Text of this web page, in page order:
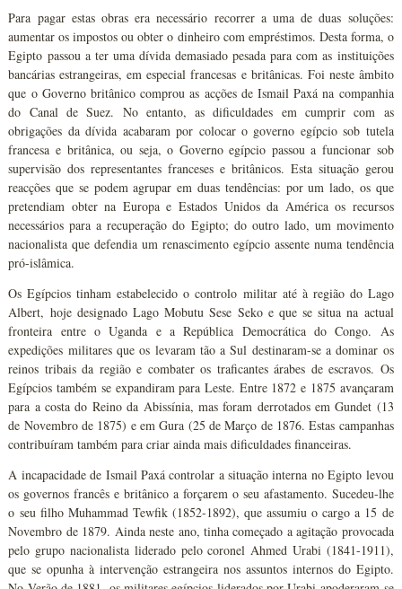
Para pagar estas obras era necessário recorrer a uma de duas soluções:
aumentar os impostos ou obter o dinheiro com empréstimos. Desta forma, o
Egipto passou a ter uma dívida demasiado pesada para com as instituições
bancárias estrangeiras, em especial francesas e britânicas. Foi neste âmbito
que o Governo britânico comprou as acções de Ismail Paxá na companhia
do Canal de Suez. No entanto, as dificuldades em cumprir com as
obrigações da dívida acabaram por colocar o governo egípcio sob tutela
francesa e britânica, ou seja, o Governo egípcio passou a funcionar sob
supervisão dos representantes franceses e britânicos. Esta situação gerou
reacções que se podem agrupar em duas tendências: por um lado, os que
pretendiam obter na Europa e Estados Unidos da América os recursos
necessários para a recuperação do Egipto; do outro lado, um movimento
nacionalista que defendia um renascimento egípcio assente numa tendência
pró-islâmica.
Os Egípcios tinham estabelecido o controlo militar até à região do Lago
Albert, hoje designado Lago Mobutu Sese Seko e que se situa na actual
fronteira entre o Uganda e a República Democrática do Congo. As
expedições militares que os levaram tão a Sul destinaram-se a dominar os
reinos tribais da região e combater os traficantes árabes de escravos. Os
Egípcios também se expandiram para Leste. Entre 1872 e 1875 avançaram
para a costa do Reino da Abissínia, mas foram derrotados em Gundet (13
de Novembro de 1875) e em Gura (25 de Março de 1876. Estas campanhas
contribuíram também para criar ainda mais dificuldades financeiras.
A incapacidade de Ismail Paxá controlar a situação interna no Egipto levou
os governos francês e britânico a forçarem o seu afastamento. Sucedeu-lhe
o seu filho Muhammad Tewfik (1852-1892), que assumiu o cargo a 15 de
Novembro de 1879. Ainda neste ano, tinha começado a agitação provocada
pelo grupo nacionalista liderado pelo coronel Ahmed Urabi (1841-1911),
que se opunha à intervenção estrangeira nos assuntos internos do Egipto.